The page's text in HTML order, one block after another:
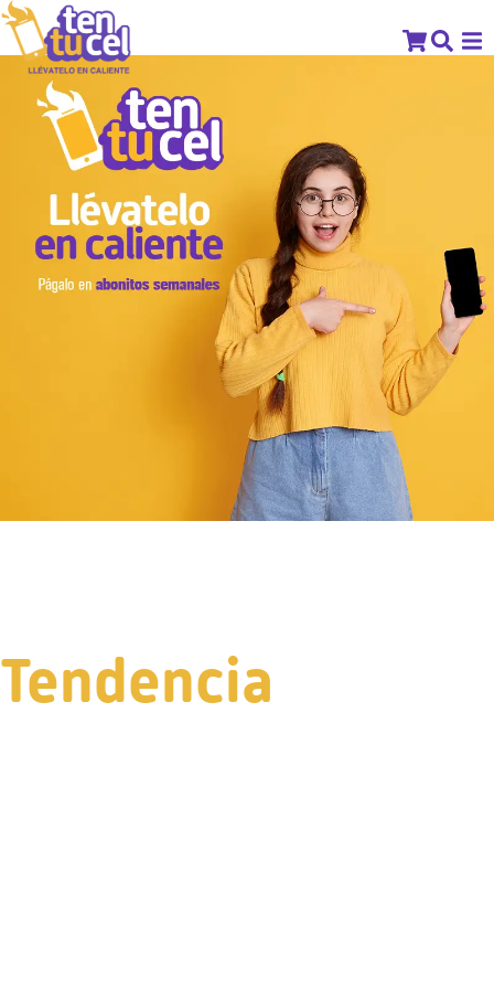
Tendencia